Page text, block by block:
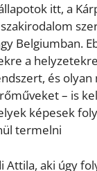
itt, a
Belgiumban.
a
és
– is
képesek
termelni
Attila, aki úgy